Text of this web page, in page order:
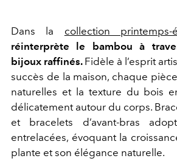
Dans la collection
réinterprète le bambou à
bijoux raffinés. Fidèle à l’esprit
succès de la maison, chaque
naturelles et la texture du bois
délicatement autour du corps.
et bracelets d’avant-bras
entrelacées, évoquant la
plante et son élégance naturelle.